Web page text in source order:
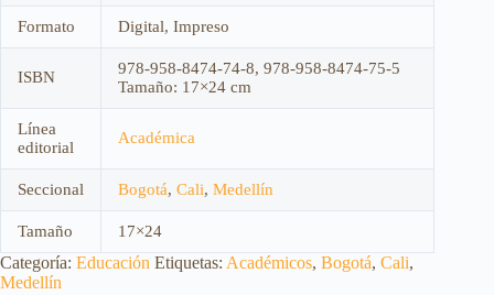
Formato Digital, Impreso
ISBN
978-958-8474-74-8, 978-958-8474-75-5
Tamaño: 17×24 cm
Línea
editorial
Académica
Seccional Bogotá, Cali, Medellín
Tamaño 17×24
Categoría: Educación Etiquetas: Académicos, Bogotá, Cali,
Medellín